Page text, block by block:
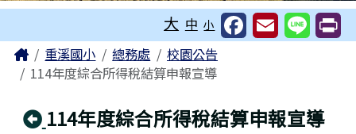
大 中 小
主內容區域
Home重溪國小 總務處
校園公告
114年度綜合所得稅結算申報宣導
回上頁
114年度綜合所得稅結算申報宣導
頁尾區域